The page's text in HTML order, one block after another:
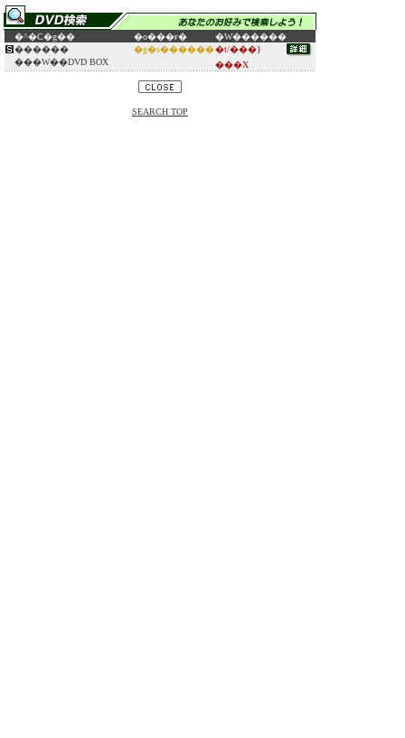
�^�C�g�� �o���ғ�
�W������
������
���W��DVD BOX
�g�s�������t/���}
���X
SEARCH TOP